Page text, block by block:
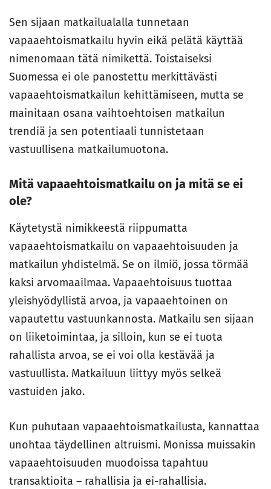
Sen sijaan matkailualalla tunnetaan
vapaaehtoismatkailu hyvin eikä pelätä käyttää
nimenomaan tätä nimikettä. Toistaiseksi
Suomessa ei ole panostettu merkittävästi
vapaaehtoismatkailun kehittämiseen, mutta se
mainitaan osana vaihtoehtoisen matkailun
trendiä ja sen potentiaali tunnistetaan
vastuullisena matkailumuotona.
Mitä vapaaehtoismatkailu on ja mitä se ei
ole?
Käytetystä nimikkeestä riippumatta
vapaaehtoismatkailu on vapaaehtoisuuden ja
matkailun yhdistelmä. Se on ilmiö, jossa törmää
kaksi arvomaailmaa. Vapaaehtoisuus tuottaa
yleishyödyllistä arvoa, ja vapaaehtoinen on
vapautettu vastuunkannosta. Matkailu sen sijaan
on liiketoimintaa, ja silloin, kun se ei tuota
rahallista arvoa, se ei voi olla kestävää ja
vastuullista. Matkailuun liittyy myös selkeä
vastuiden jako.
Kun puhutaan vapaaehtoismatkailusta, kannattaa
unohtaa täydellinen altruismi. Monissa muissakin
vapaaehtoisuuden muodoissa tapahtuu
transaktioita – rahallisia ja ei-rahallisia.